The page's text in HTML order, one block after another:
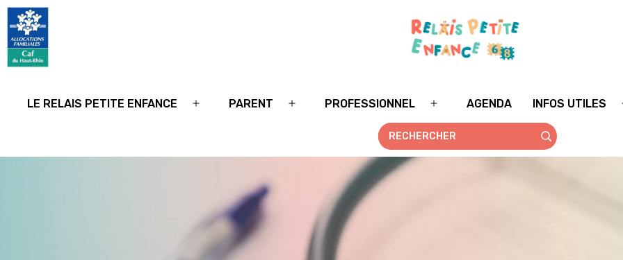
Relais
enfance
LE RELAIS PETITE ENFANCE
OuvrirPARENT
OuvrirPROFESSIONNEL
Ouvrir
le
menu
AGENDA INFOS UTILES